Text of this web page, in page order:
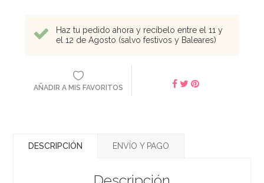
Haz tu pedido ahora y recíbelo entre el 11 y
el 12 de Agosto (salvo festivos y Baleares)
AÑADIR A MIS FAVORITOS
DESCRIPCIÓN ENVÍO Y PAGO